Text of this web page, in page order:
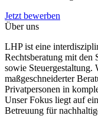
Jetzt bewerben
Über uns
LHP ist eine
Rechtsberatung mit den
sowie Steuergestaltung.
maßgeschneiderter
Privatpersonen in
Unser Fokus liegt auf
Betreuung für